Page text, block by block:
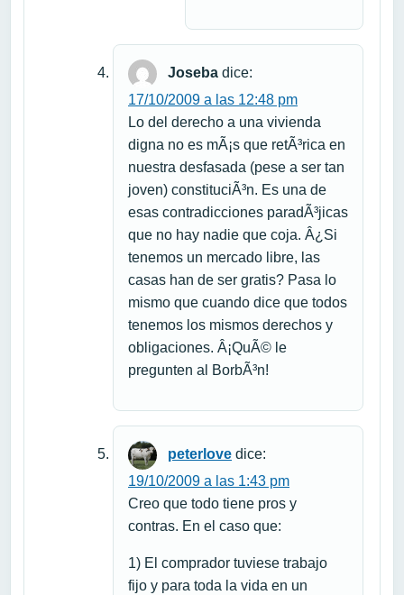
Joseba dice:
17/10/2009 a las 12:48 pm
Lo del derecho a una vivienda
digna no es mÃ¡s que retÃ³rica en
nuestra desfasada (pese a ser tan
joven) constituciÃ³n. Es una de
esas contradicciones paradÃ³jicas
que no hay nadie que coja. Â¿Si
tenemos un mercado libre, las
casas han de ser gratis? Pasa lo
mismo que cuando dice que todos
tenemos los mismos derechos y
obligaciones. Â¡QuÃ© le
pregunten al BorbÃ³n!
peterlove dice:
19/10/2009 a las 1:43 pm
Creo que todo tiene pros y
contras. En el caso que:
1) El comprador tuviese trabajo
fijo y para toda la vida en un